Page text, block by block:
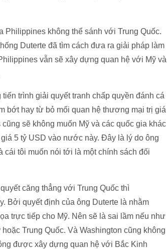
Philippines không thể sánh với Trung Quốc.
Duterte đã tìm cách đưa ra giải pháp làm
vẫn sẽ xây dựng quan hệ với Mỹ và
trình giải quyết tranh chấp quyền đánh cá
bớt hay từ bỏ mối quan hệ thương mại trị giá
sẽ không muốn Mỹ và các quốc gia khác
5 tỷ USD vào nước này. Đây là lý do ông
cái tôi muốn nói tới là một chính sách đối
căng thẳng với Trung Quốc thì
Bởi quyết định của ông Duterte là nhằm
trực tiếp cho Mỹ. Nên sẽ là sai lầm nếu như
Trung Quốc. Và Washington cũng không
được xây dựng quan hệ với Bắc Kinh